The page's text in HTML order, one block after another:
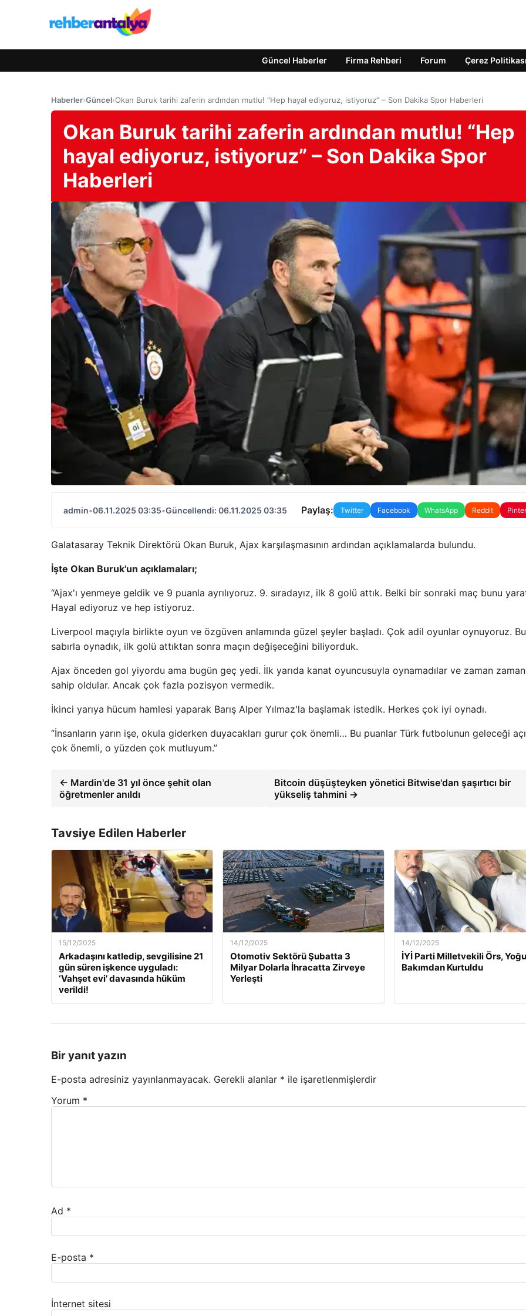
Güncel Haberler Firma Rehberi Forum Çerez Politikası
Haberler›Güncel›Okan Buruk tarihi zaferin ardından mutlu! “Hep hayal ediyoruz, istiyoruz” – Son Dakika Spor Haberleri
Okan Buruk tarihi zaferin ardından mutlu! “Hep
hayal ediyoruz, istiyoruz” – Son Dakika Spor
Haberleri
admin•06.11.2025 03:35•Güncellendi: 06.11.2025 03:35 Paylaş: Twitter Facebook WhatsApp Reddit
Galatasaray Teknik Direktörü Okan Buruk, Ajax karşılaşmasının ardından açıklamalarda bulundu.
İşte Okan Buruk'un açıklamaları;
“Ajax'ı yenmeye geldik ve 9 puanla ayrılıyoruz. 9. sıradayız, ilk 8 golü attık. Belki bir sonraki maç bunu
Hayal ediyoruz ve hep istiyoruz.
Liverpool maçıyla birlikte oyun ve özgüven anlamında güzel şeyler başladı. Çok adil oyunlar oynuyoruz. Bu
sabırla oynadık, ilk golü attıktan sonra maçın değişeceğini biliyorduk.
Ajax önceden gol yiyordu ama bugün geç yedi. İlk yarıda kanat oyuncusuyla oynamadılar ve zaman
sahip oldular. Ancak çok fazla pozisyon vermedik.
İkinci yarıya hücum hamlesi yaparak Barış Alper Yılmaz'la başlamak istedik. Herkes çok iyi oynadı.
“İnsanların yarın işe, okula giderken duyacakları gurur çok önemli… Bu puanlar Türk futbolunun geleceği
çok önemli, o yüzden çok mutluyum.”
← Mardin'de 31 yıl önce şehit olan
öğretmenler anıldı
Bitcoin düşüşteyken yönetici Bitwise'dan şaşırtıcı bir
yükseliş tahmini →
Tavsiye Edilen Haberler
15/12/2025
Arkadaşını katledip, sevgilisine 21
gün süren işkence uyguladı:
‘Vahşet evi’ davasında hüküm
verildi!
14/12/2025
Otomotiv Sektörü Şubatta 3
Milyar Dolarla İhracatta Zirveye
Yerleşti
14/12/2025
İYİ Parti Milletvekili Örs,
Bakımdan Kurtuldu
Bir yanıt yazın
E-posta adresiniz yayınlanmayacak. Gerekli alanlar * ile işaretlenmişlerdir
Yorum *
Ad *
E-posta *
İnternet sitesi